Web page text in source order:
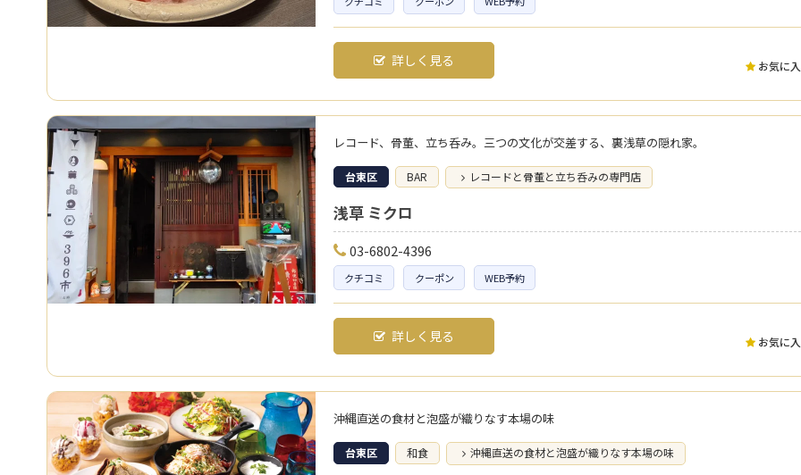
お気に
詳しく見る
レコード、骨董、立ち呑み。三つの文化が交差する、裏浅草の隠れ家。
台東区 BAR レコードと骨董と立ち呑みの専門店
お気に
浅草 ミクロ
03-6802-4396
クチコミ クーポン WEB予約
詳しく見る
沖縄直送の食材と泡盛が織りなす本場の味
台東区 和食 沖縄直送の食材と泡盛が織りなす本場の味